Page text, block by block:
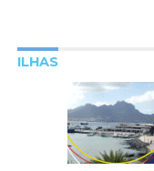
ILHAS